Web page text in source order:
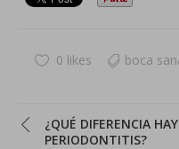
0 likes boca
¿QUÉ DIFERENCIA
PERIODONTITIS?